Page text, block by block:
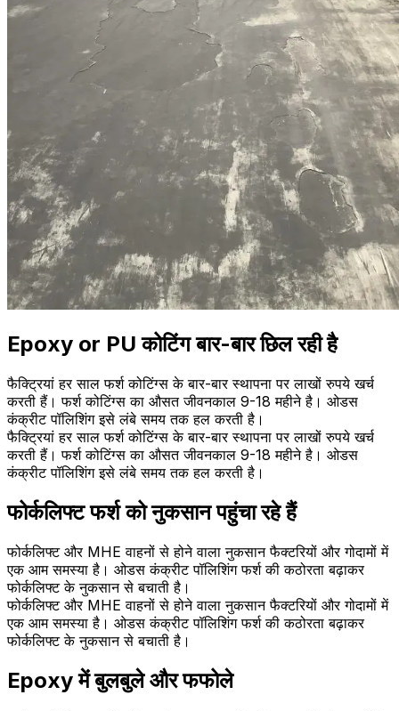
Epoxy or PU कोटिंग बार-बार छिल रही है
फैक्ट्रियां हर साल फर्श कोटिंग्स के बार-बार स्थापना पर लाखों रुपये खर्च
करती हैं। फर्श कोटिंग्स का औसत जीवनकाल 9-18 महीने है। ओडस
कंक्रीट पॉलिशिंग इसे लंबे समय तक हल करती है।
फैक्ट्रियां हर साल फर्श कोटिंग्स के बार-बार स्थापना पर लाखों रुपये खर्च
करती हैं। फर्श कोटिंग्स का औसत जीवनकाल 9-18 महीने है। ओडस
कंक्रीट पॉलिशिंग इसे लंबे समय तक हल करती है।
फोर्कलिफ्ट फर्श को नुकसान पहुंचा रहे हैं
फोर्कलिफ्ट और MHE वाहनों से होने वाला नुकसान फैक्टरियों और गोदामों में
एक आम समस्या है। ओडस कंक्रीट पॉलिशिंग फर्श की कठोरता बढ़ाकर
फोर्कलिफ्ट के नुकसान से बचाती है।
फोर्कलिफ्ट और MHE वाहनों से होने वाला नुकसान फैक्टरियों और गोदामों में
एक आम समस्या है। ओडस कंक्रीट पॉलिशिंग फर्श की कठोरता बढ़ाकर
फोर्कलिफ्ट के नुकसान से बचाती है।
Epoxy में बुलबुले और फफोले